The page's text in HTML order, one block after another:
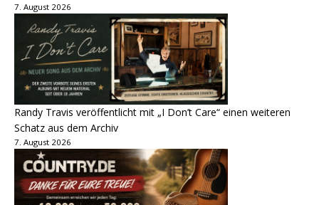
7. August 2026
Randy Travis veröffentlicht mit „I Don’t Care“ einen weiteren
Schatz aus dem Archiv
7. August 2026